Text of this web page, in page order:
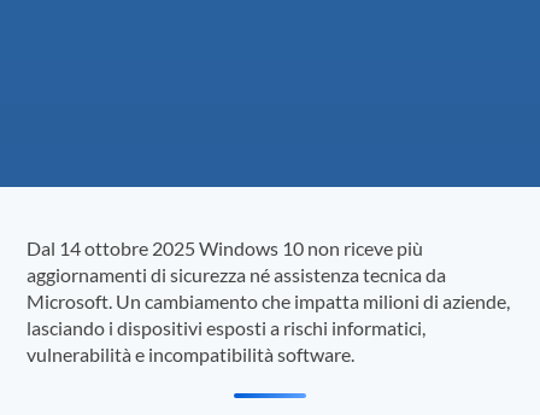
Dal 14 ottobre 2025 Windows 10 non riceve più
aggiornamenti di sicurezza né assistenza tecnica da
Microsoft. Un cambiamento che impatta milioni di aziende,
lasciando i dispositivi esposti a rischi informatici,
vulnerabilità e incompatibilità software.